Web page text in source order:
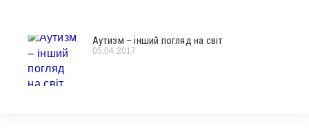
Аутизм – інший погляд на світ
05.04.2017